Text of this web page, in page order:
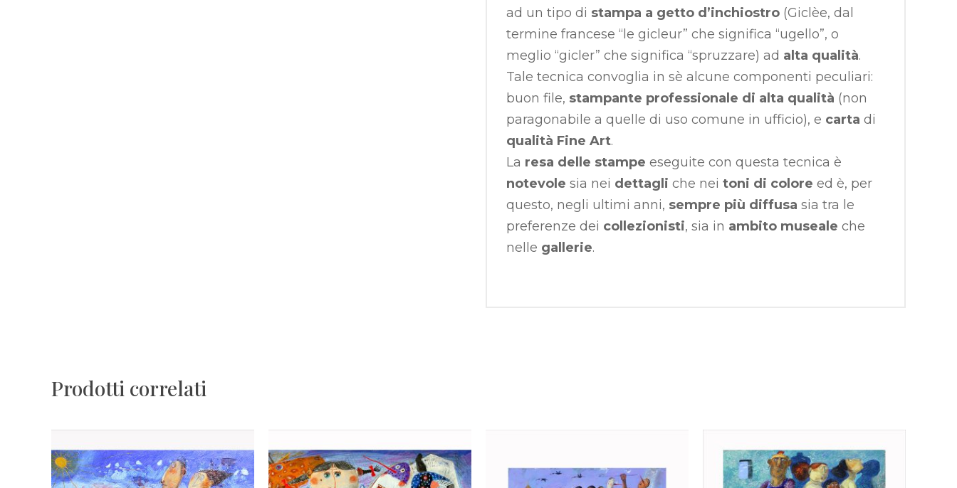
ad un tipo di stampa a getto d’inchiostro (Giclèe, dal
termine francese “le gicleur” che significa “ugello”, o
meglio “gicler” che significa “spruzzare) ad alta qualità.
Tale tecnica convoglia in sè alcune componenti peculiari:
buon file, stampante professionale di alta qualità (non
paragonabile a quelle di uso comune in ufficio), e carta di
qualità Fine Art.
La resa delle stampe eseguite con questa tecnica è
notevole sia nei dettagli che nei toni di colore ed è, per
questo, negli ultimi anni, sempre più diffusa sia tra le
preferenze dei collezionisti, sia in ambito museale che
nelle gallerie.
Prodotti correlati